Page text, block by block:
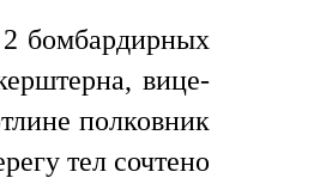
бомбардирных
вице-
полковник
тел сочтено